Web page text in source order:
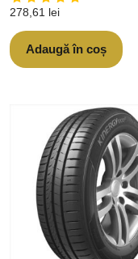
278,61 lei
Adaugă în coș